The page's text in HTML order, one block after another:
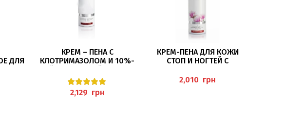
ДЛЯ
В КОРЗИНУ
КРЕМ – ПЕНА С
КЛОТРИМАЗОЛОМ И 10%-
300МЛ, PEDIBAEHR
грн
В КОРЗИНУ
КРЕМ-ПЕНА ДЛЯ КОЖИ
СТОП И НОГТЕЙ С
С ИОНАМИ СЕРЕБРА 300МЛ
PEDIBAEHR
грн